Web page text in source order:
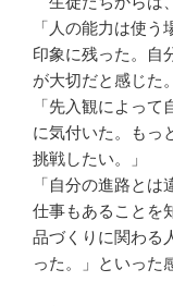
「人の能力は使
印象に残った。自
が大切だと感じた
「先入観によっ
に気付いた。もっ
挑戦したい。」
「自分の進路と
仕事もあることを
品づくりに関わる
った。」といった